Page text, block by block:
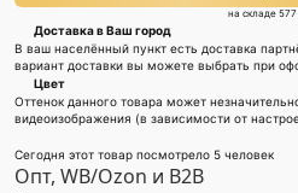
на складе
Доставка в Ваш город
В ваш населённый пункт есть доставка
вариант доставки вы можете выбрать при
Цвет
Оттенок данного товара может
видеоизображения (в зависимости от
Сегодня этот товар посмотрело 5 человек
Опт, WB/Ozon и B2B